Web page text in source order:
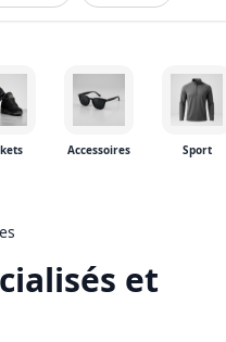
Accessoires Sport
et